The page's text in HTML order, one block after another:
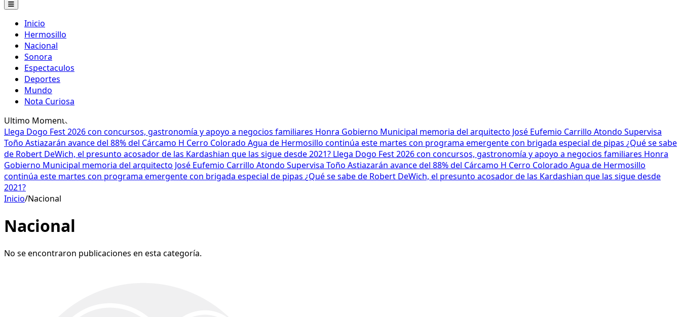
Inicio
Hermosillo
Nacional
Sonora
Espectaculos
Deportes
Mundo
Nota Curiosa
Ultimo Momento
Llega Dogo Fest 2026 con concursos, gastronomía y apoyo a negocios familiares Honra Gobierno Municipal memoria del arquitecto José Eufemio Carrillo Atondo Supervisa
Toño Astiazarán avance del 88% del Cárcamo H Cerro Colorado Agua de Hermosillo continúa este martes con programa emergente con brigada especial de pipas ¿Qué se sabe
de Robert DeWich, el presunto acosador de las Kardashian que las sigue desde 2021? Llega Dogo Fest 2026 con concursos, gastronomía y apoyo a negocios familiares Honra
Gobierno Municipal memoria del arquitecto José Eufemio Carrillo Atondo Supervisa Toño Astiazarán avance del 88% del Cárcamo H Cerro Colorado Agua de Hermosillo
continúa este martes con programa emergente con brigada especial de pipas ¿Qué se sabe de Robert DeWich, el presunto acosador de las Kardashian que las sigue desde
2021?
Inicio/Nacional
Nacional
No se encontraron publicaciones en esta categoría.